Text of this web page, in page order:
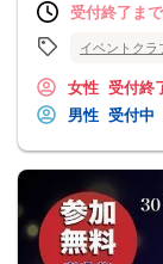
受付終了ま
イベントクラ
女性 受付終
男性 受付中